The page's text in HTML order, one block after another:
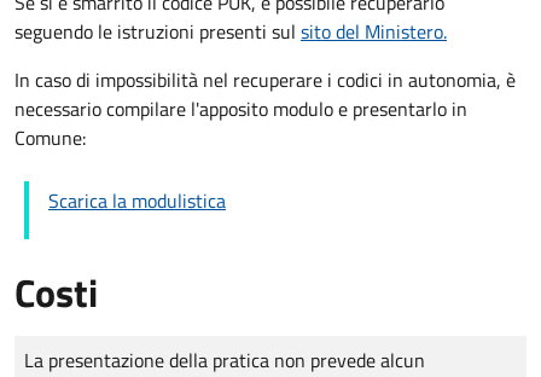
seguendo le istruzioni presenti sul sito del Ministero.
In caso di impossibilità nel recuperare i codici in autonomia, è
necessario compilare l'apposito modulo e presentarlo in
Comune:
Scarica la modulistica
Costi
Tipo di pagamento
Importo
La presentazione della pratica non prevede alcun